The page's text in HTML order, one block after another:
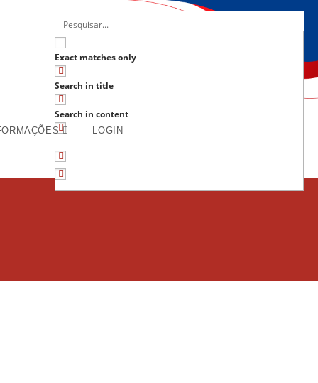
Exact matches only
Search in title
Search in content
LOGIN